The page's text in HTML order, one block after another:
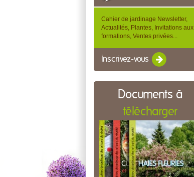
Cahier de jardinage Newsletter,
Actualités, Plantes, Invitations aux
formations, Ventes privées...
Inscrivez-vous
Documents à
télécharger